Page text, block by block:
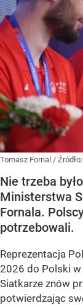
Tomasz Fornal / Źródło:
Nie trzeba
Ministerstwa
Fornala.
potrzebowali.
Reprezentacja
2026 do Polski
Siatkarze znów
potwierdzając